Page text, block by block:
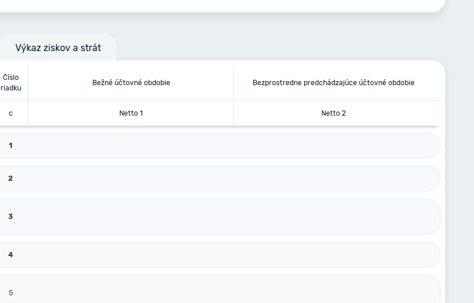
Výkaz ziskov a strát
Číslo
riadku
Bežné účtovné obdobie Bezprostredne predchádzajúce účtovné obdobie
c Netto 1 Netto 2
1
2
3
4
5